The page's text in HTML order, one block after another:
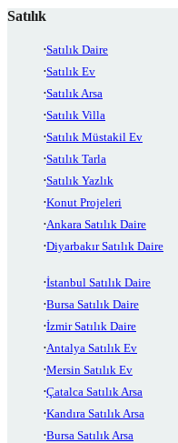
Satılık
Satılık Daire
Satılık Ev
Satılık Arsa
Satılık Villa
Satılık Müstakil Ev
Satılık Tarla
Satılık Yazlık
Konut Projeleri
Ankara Satılık Daire
Diyarbakır Satılık Daire
İstanbul Satılık Daire
Bursa Satılık Daire
İzmir Satılık Daire
Antalya Satılık Ev
Mersin Satılık Ev
Çatalca Satılık Arsa
Kandıra Satılık Arsa
Bursa Satılık Arsa